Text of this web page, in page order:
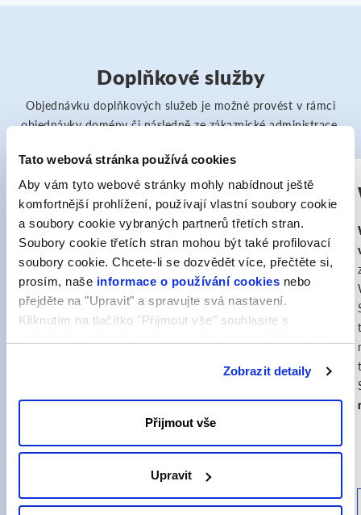
Tato webová stránka používá cookies
Aby vám tyto webové stránky mohly nabídnout ještě
komfortnější prohlížení, používají vlastní soubory cookie
a soubory cookie vybraných partnerů třetích stran.
Soubory cookie třetích stran mohou být také profilovací
soubory cookie. Chcete-li se dozvědět více, přečtěte si,
prosím, naše informace o používání cookies nebo
přejděte na "Upravit" a spravujte svá nastavení.
Kliknutím na tlačítko "Přijmout vše" souhlasíte s
Zobrazit detaily
Přijmout vše
Upravit
Doplňkové služby
Objednávku doplňkových služeb je možné provést v rámci
objednávky domény či následně ze zákaznické administrace.
SuperSite
SuperSiteje jednoduchý intuitivní editor pro
tvorbu internetových prezentací, pomocí
kterého si můžete snadno vytvořit vlastní blog
nebo webovou stránku bez potřeby znalostí
pojmů či programování. Se SuperSite
Professional máte možnost vytvořit si také
vlastní online obchod. Díky uživatelsky
přívětivému editoru si můžete spravovat svůj
od 39,- Kč/měsíc*
Více informací